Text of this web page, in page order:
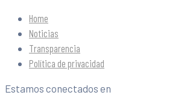
Home
Noticias
Transparencia
Política de privacidad
Estamos conectados en